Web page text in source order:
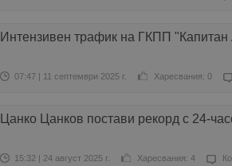
Интензивен трафик на ГКПП
07:47 | 11 септември 2025 г. Харесвания: 0
Цанко Цанков постави рекорд с 24-
15:32 | 24 август 2025 г. Харесвания: 4